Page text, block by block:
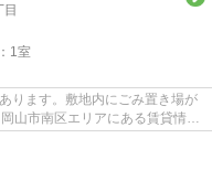
目
1室
ります。敷地内にごみ置き場が
山市南区エリアにある賃貸情報